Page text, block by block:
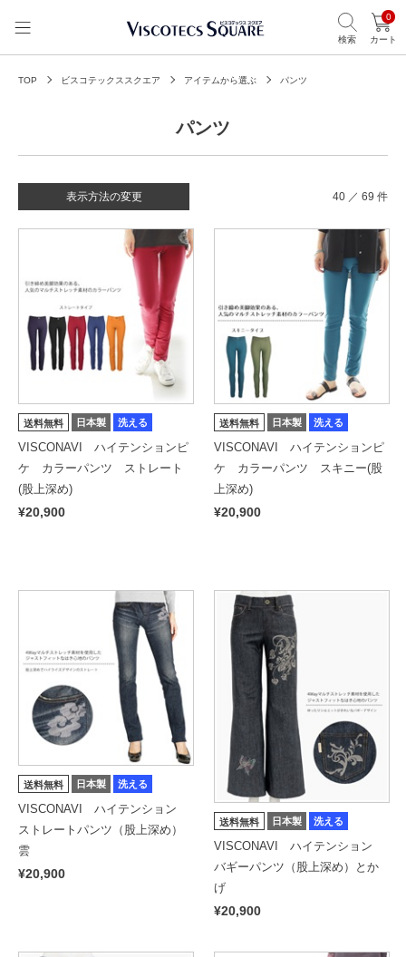
検索
0
カート
TOP ビスコテックススクエア アイテムから選ぶ パンツ
パンツ
表示方法の変更 40 ／ 69 件
送料無料 日本製 洗える
VISCONAVI ハイテンションピ
ケ カラーパンツ ストレート
(股上深め)
¥20,900
送料無料 日本製 洗える
VISCONAVI ハイテンションピ
ケ カラーパンツ スキニー(股
上深め)
¥20,900
送料無料 日本製 洗える
VISCONAVI ハイテンション
ストレートパンツ（股上深め）
雲
¥20,900
送料無料 日本製 洗える
VISCONAVI ハイテンション
バギーパンツ（股上深め）とか
げ
¥20,900